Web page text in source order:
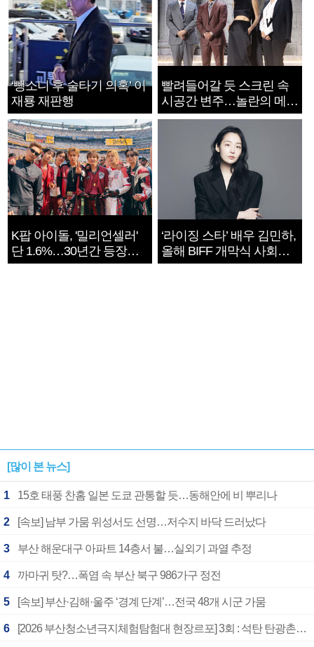
‘뺑소니 후 술타기 의혹’ 이
재룡 재판행
빨려들어갈 듯 스크린 속
시공간 변주…놀란의 메시
지는 ‘전쟁 속죄’
K팝 아이돌, '밀리언셀러'
단 1.6%…30년간 등장
1182개팀 전수조사
‘라이징 스타’ 배우 김민하,
올해 BIFF 개막식 사회자
확정
[많이 본 뉴스]
1 15호 태풍 찬홈 일본 도쿄 관통할 듯…동해안에 비 뿌리나
2 [속보] 남부 가뭄 위성서도 선명…저수지 바닥 드러났다
3 부산 해운대구 아파트 14층서 불…실외기 과열 추정
4 까마귀 탓?…폭염 속 부산 북구 986가구 정전
5 [속보] 부산·김해·울주 ‘경계 단계’…전국 48개 시군 가뭄
6 [2026 부산청소년극지체험탐험대 현장르포] 3회 : 석탄 탄광촌에서 북극 연구의 중심지로